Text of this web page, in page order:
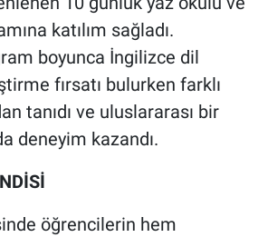
katılım sağladı.
boyunca İngilizce dil
fırsatı bulurken farklı
tanıdı ve uluslararası bir
deneyim kazandı.
öğrencilerin hem